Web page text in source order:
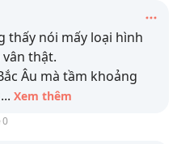
thấy nói mấy loại hình
thật.
Âu mà tầm khoảng
... Xem thêm
0